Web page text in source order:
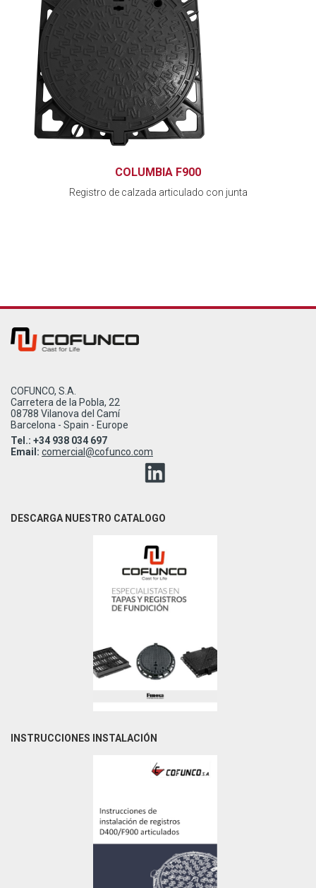
COLUMBIA F900
Registro de calzada articulado con junta
COFUNCO, S.A.
Carretera de la Pobla, 22
08788 Vilanova del Camí
Barcelona - Spain - Europe
Tel.: +34 938 034 697
Email: comercial@cofunco.com
DESCARGA NUESTRO CATALOGO
INSTRUCCIONES INSTALACIÓN